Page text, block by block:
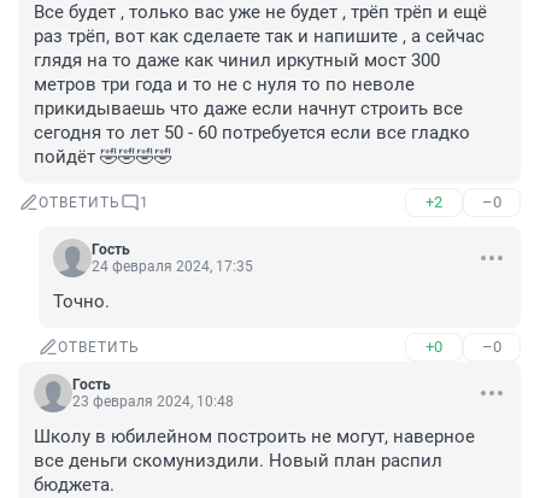
Все будет , только вас уже не будет , трёп трёп и ещё
раз трёп, вот как сделаете так и напишите , а сейчас
глядя на то даже как чинил иркутный мост 300
метров три года и то не с нуля то по неволе
прикидываешь что даже если начнут строить все
сегодня то лет 50 - 60 потребуется если все гладко
пойдёт 🤣🤣🤣🤣
ОТВЕТИТЬ 1 +2 –0
Гость
24 февраля 2024, 17:35
Точно.
ОТВЕТИТЬ +0 –0
Гость
23 февраля 2024, 10:48
Школу в юбилейном построить не могут, наверное
все деньги скомуниздили. Новый план распил
бюджета.